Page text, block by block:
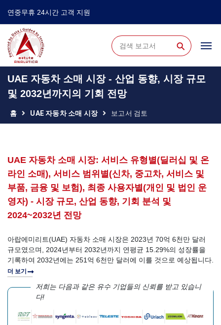
연중무휴 24시간 고객 지원
⚲
UAE 자동차 소매 시장 - 산업 동향, 시장 규모
및 2032년까지의 기회 전망
홈 UAE 자동차 소매 시장 보고서 검토
UAE 자동차 소매 시장: 서비스 유형별(딜러십 및 온
라인 소매), 서비스 범위별(신차, 중고차, 서비스 및
부품, 금융 및 보험), 최종 사용자별(개인 및 법인 운
영자) - 시장 규모, 산업 동향, 기회 분석 및
2024~2032년 전망
아랍에미리트(UAE) 자동차 소매 시장은 2023년 70억 6천만 달러
규모였으며, 2024년부터 2032년까지 연평균 15.29%의 성장률을
기록하여 2032년에는 251억 6천만 달러에 이를 것으로 예상됩니다.
더 보기
저희는 다음과 같은 유수 기업들의 신뢰를 받고 있습니
다!